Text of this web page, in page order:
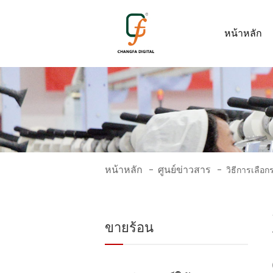
หน้าหลัก
หน้าหลัก - ศูนย์ข่าวสาร - วิธีการเลือ
ขายร้อน